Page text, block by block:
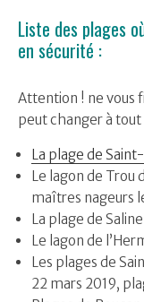
Liste des plages
en sécurité :
Attention ! ne vous
peut changer à
La plage de
Le lagon de Trou
maîtres nageurs
La plage de
Le lagon de
Les plages de
22 mars 2019,